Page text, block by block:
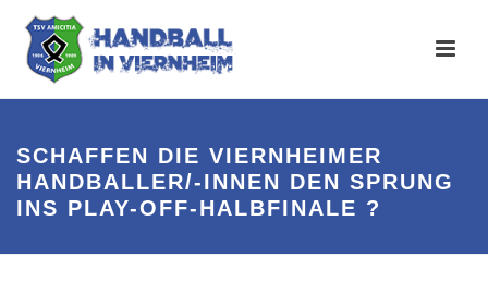
SCHAFFEN DIE VIERNHEIMER
HANDBALLER/-INNEN DEN SPRUNG
INS PLAY-OFF-HALBFINALE ?